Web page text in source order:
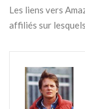
Les liens vers
affiliés sur